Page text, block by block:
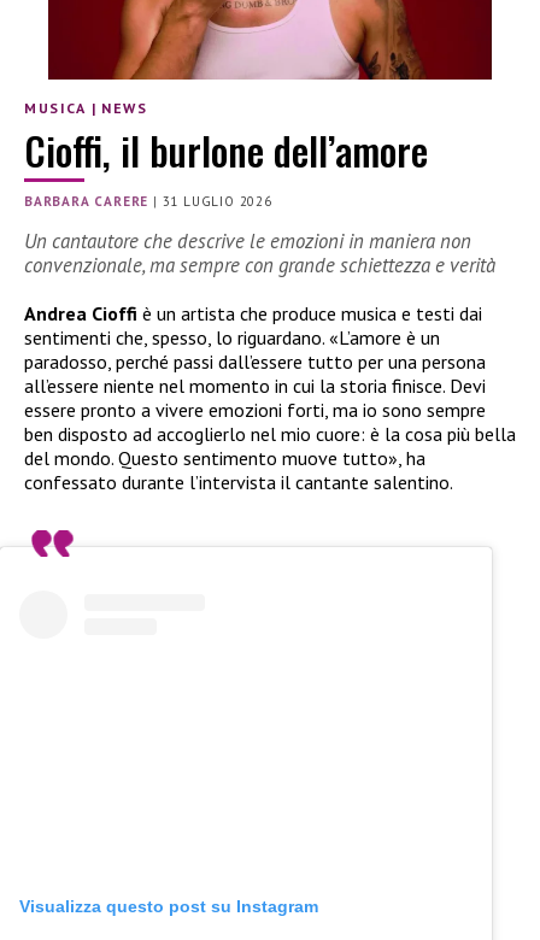
MUSICA | NEWS
Cioffi, il burlone dell’amore
BARBARA CARERE | 31 LUGLIO 2026
Un cantautore che descrive le emozioni in maniera non
convenzionale, ma sempre con grande schiettezza e verità
Andrea Cioffi è un artista che produce musica e testi dai
sentimenti che, spesso, lo riguardano. «L’amore è un
paradosso, perché passi dall’essere tutto per una persona
all’essere niente nel momento in cui la storia finisce. Devi
essere pronto a vivere emozioni forti, ma io sono sempre
ben disposto ad accoglierlo nel mio cuore: è la cosa più bella
del mondo. Questo sentimento muove tutto», ha
confessato durante l’intervista il cantante salentino.
Visualizza questo post su Instagram